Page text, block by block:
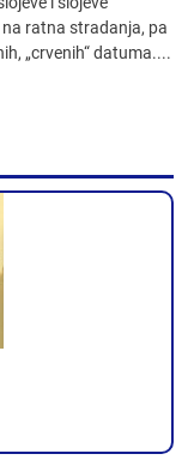
ratna stradanja, pa
„crvenih“ datuma....